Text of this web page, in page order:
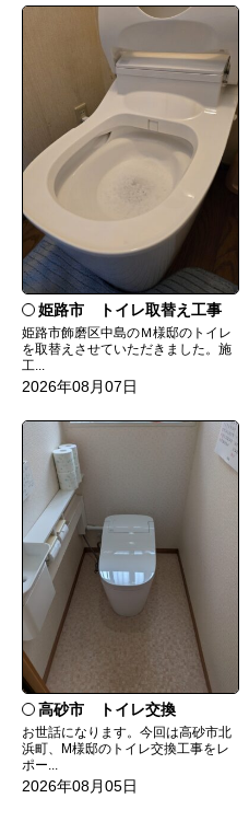
姫路市 トイレ取替え工事
姫路市飾磨区中島のＭ様邸のトイレ
を取替えさせていただきました。施
工...
2026年08月07日
高砂市 トイレ交換
お世話になります。今回は高砂市北
浜町、M様邸のトイレ交換工事をレ
ポー...
2026年08月05日